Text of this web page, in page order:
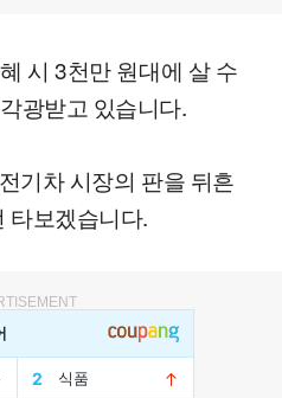
시 3천만 원대에 살 수
광받고 있습니다.
기차 시장의 판을 뒤흔
타보겠습니다.